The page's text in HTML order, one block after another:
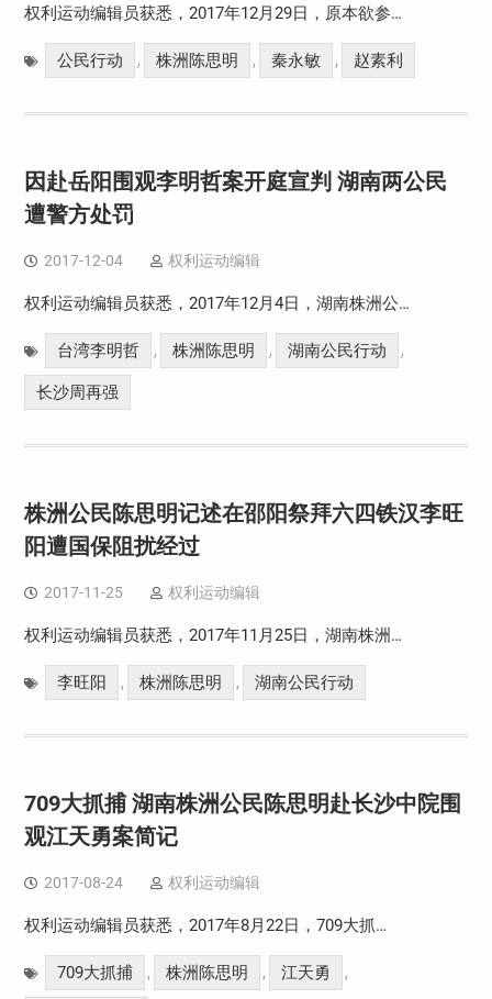
权利运动编辑员获悉，2017年12月29日，原本欲参…
公民行动 , 株洲陈思明 , 秦永敏 , 赵素利
因赴岳阳围观李明哲案开庭宣判 湖南两公民
遭警方处罚
2017-12-04 权利运动编辑
权利运动编辑员获悉，2017年12月4日，湖南株洲公…
台湾李明哲 , 株洲陈思明 , 湖南公民行动 ,
长沙周再强
株洲公民陈思明记述在邵阳祭拜六四铁汉李旺
阳遭国保阻扰经过
2017-11-25 权利运动编辑
权利运动编辑员获悉，2017年11月25日，湖南株洲…
李旺阳 , 株洲陈思明 , 湖南公民行动
709大抓捕 湖南株洲公民陈思明赴长沙中院围
观江天勇案简记
2017-08-24 权利运动编辑
权利运动编辑员获悉，2017年8月22日，709大抓…
709大抓捕 , 株洲陈思明 , 江天勇 ,